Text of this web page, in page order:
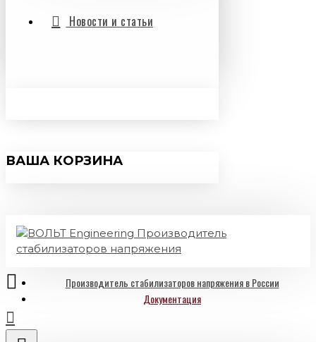
Новости и статьи
ВАША КОРЗИНА
Производитель стабилизаторов напряжения в России
Документация